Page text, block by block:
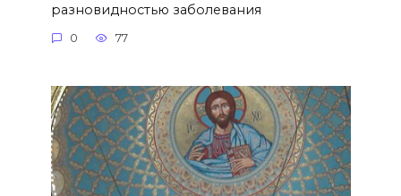
разновидностью заболевания
0 77